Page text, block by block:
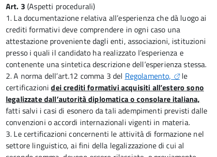
Art. 3(Aspetti procedurali)
1. La documentazione relativa all’esperienza che dà luogo ai
crediti formativi deve comprendere in ogni caso una
attestazione proveniente dagli enti, associazioni, istituzioni
presso i quali il candidato ha realizzato l’esperienza e
contenente una sintetica descrizione dell’esperienza stessa.
2. A norma dell’art.12 comma 3 del Regolamento,
le
certificazionidei crediti formativi acquisiti all’estero sono
legalizzate dall’autorità diplomatica o consolare italiana,
fatti salvi i casi di esonero da tali adempimenti previsti dalle
convenzioni o accordi internazionali vigenti in materia.
3. Le certificazioni concernenti le attività di formazione nel
settore linguistico, ai fini della legalizzazione di cui al